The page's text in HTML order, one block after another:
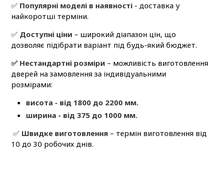
✅ Популярні моделі в наявності- доставка у
найкоротші терміни.
✅ Доступні ціни – широкий діапазон цін, що
дозволяє підібрати варіант під будь-який бюджет.
✅ Нестандартні розміри – можливість виготовлення
дверей на замовлення за індивідуальними
розмірами:
висота - від 1800 до 2200 мм.
ширина - від 375 до 1000 мм.
✅ Швидке виготовлення – термін виготовлення від
10 до 30 робочих днів.